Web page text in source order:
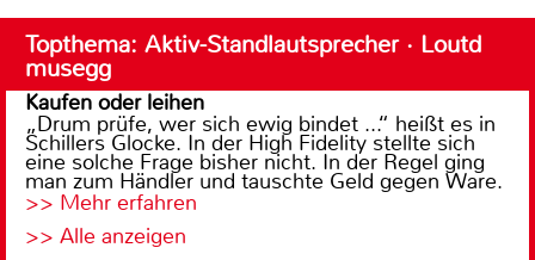
Topthema: Aktiv-Standlautsprecher · Loutd
musegg
Kaufen oder leihen
„Drum prüfe, wer sich ewig bindet ...“ heißt es in
Schillers Glocke. In der High Fidelity stellte sich
eine solche Frage bisher nicht. In der Regel ging
man zum Händler und tauschte Geld gegen Ware.
>> Mehr erfahren
>> Alle anzeigen